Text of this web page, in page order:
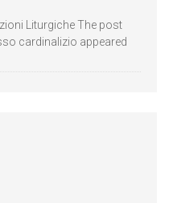
Liturgiche The post
cardinalizio appeared